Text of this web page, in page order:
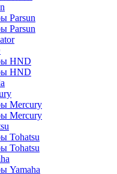
Parsun
Parsun
HND
HND
Mercury
Mercury
Tohatsu
Tohatsu
Yamaha